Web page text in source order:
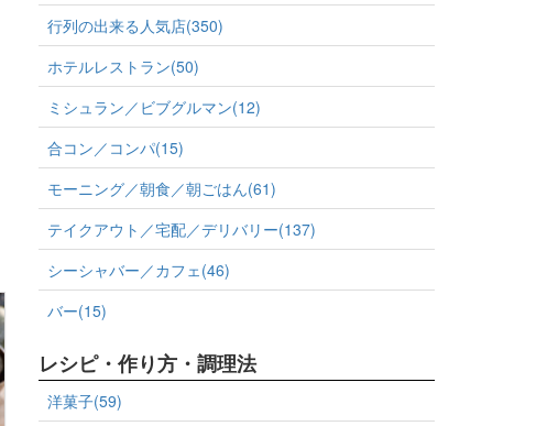
行列の出来る人気店(350)
ホテルレストラン(50)
ミシュラン／ビブグルマン(12)
合コン／コンパ(15)
モーニング／朝食／朝ごはん(61)
テイクアウト／宅配／デリバリー(137)
シーシャバー／カフェ(46)
バー(15)
レシピ・作り方・調理法
洋菓子(59)